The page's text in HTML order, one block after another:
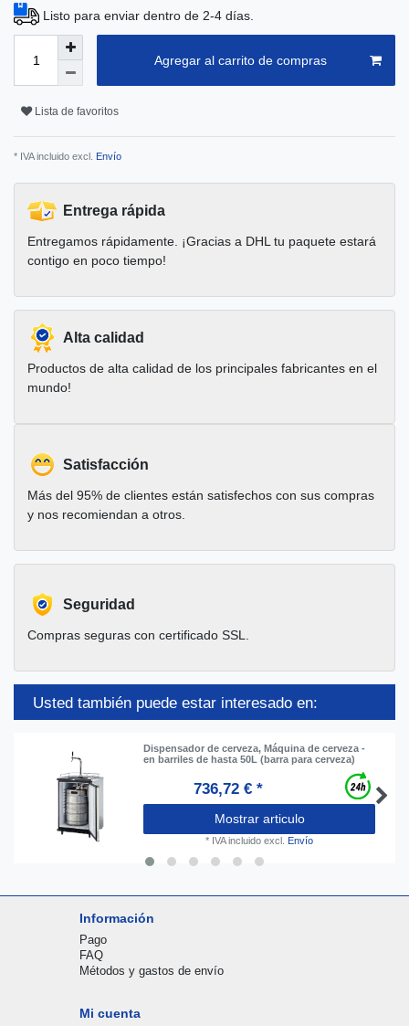
Listo para enviar dentro de 2-4 días.
Agregar al carrito de compras
Lista de favoritos
* IVA incluido excl. Envío
Entrega rápida
Entregamos rápidamente. ¡Gracias a DHL tu paquete estará
contigo en poco tiempo!
Alta calidad
Productos de alta calidad de los principales fabricantes en el
mundo!
Satisfacción
Más del 95% de clientes están satisfechos con sus compras
y nos recomiendan a otros.
Seguridad
Compras seguras con certificado SSL.
Usted también puede estar interesado en:
Dispensador de cerveza, Máquina de cerveza -
en barriles de hasta 50L (barra para cerveza)
736,72 € *
Mostrar articulo
* IVA incluido excl. Envío
Información
Pago
FAQ
Métodos y gastos de envío
Mi cuenta